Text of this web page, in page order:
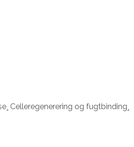
Celleregenerering og fugtbinding¸